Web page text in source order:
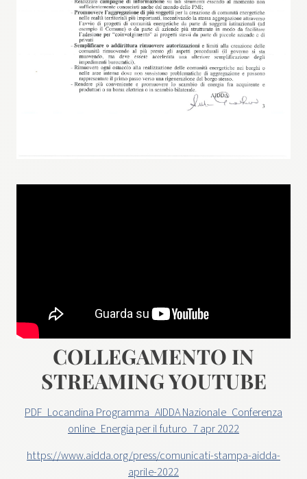
COLLEGAMENTO IN
STREAMING YOUTUBE
PDF_Locandina Programma_AIDDA Nazionale_Conferenza
online_Energia per il futuro_7 apr 2022
https://www.aidda.org/press/comunicati-stampa-aidda-
aprile-2022